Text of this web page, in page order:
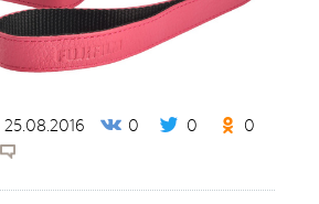
25.08.2016 0 0
0